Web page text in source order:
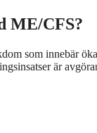
ME/CFS?
som innebär
är